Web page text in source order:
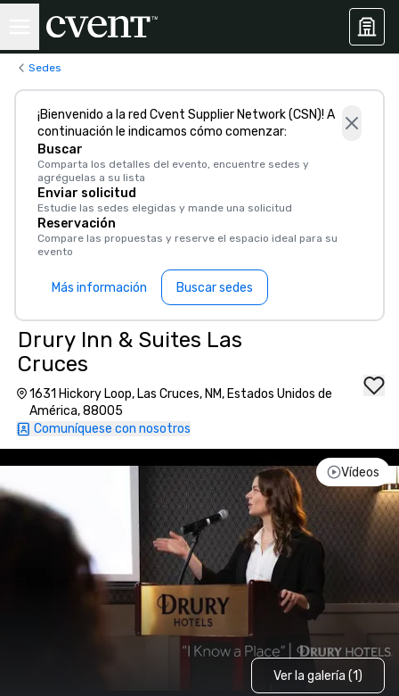
Sedes
¡Bienvenido a la red Cvent Supplier Network (CSN)! A
continuación le indicamos cómo comenzar:
Buscar
Comparta los detalles del evento, encuentre sedes y
agréguelas a su lista
Enviar solicitud
Estudie las sedes elegidas y mande una solicitud
Reservación
Compare las propuestas y reserve el espacio ideal para su
evento
Más información Buscar sedes
Drury Inn & Suites Las
Cruces
1631 Hickory Loop, Las Cruces, NM, Estados Unidos de
América, 88005
Comuníquese con nosotros
Vídeos
Ver la galería (1)